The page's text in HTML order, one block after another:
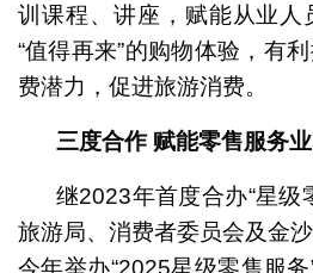
训课程、讲座，赋能从业人
“值得再来”的购物体验，有
费潜力，促进旅游消费。
三度合作 赋能零售服务业
继2023年首度合办“星级
旅游局、消费者委员会及金
今年举办“2025星级零售服